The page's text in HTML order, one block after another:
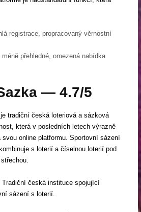
registrace, propracovaný věrnostní
přehledné, omezená nabídka
— 4.7/5
tradiční česká loteriová a sázková
která v posledních letech výrazně
svou online platformu. Sportovní sázení
s loterií a číselnou loterií pod
Tradiční česká instituce spojující
sázení s loterií.